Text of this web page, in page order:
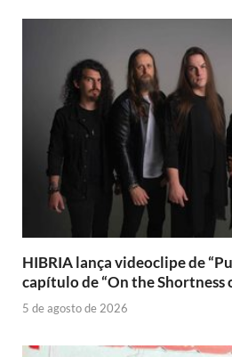
HIBRIA lança videoclipe de
capítulo de “On the Shortness
5 de agosto de 2026